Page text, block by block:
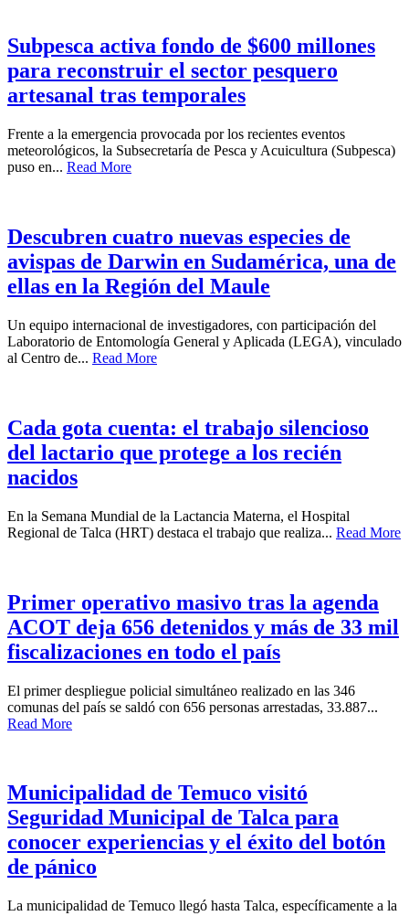
Subpesca activa fondo de $600 millones
para reconstruir el sector pesquero
artesanal tras temporales
Frente a la emergencia provocada por los recientes eventos
meteorológicos, la Subsecretaría de Pesca y Acuicultura (Subpesca)
puso en... Read More
Descubren cuatro nuevas especies de
avispas de Darwin en Sudamérica, una de
ellas en la Región del Maule
Un equipo internacional de investigadores, con participación del
Laboratorio de Entomología General y Aplicada (LEGA), vinculado
al Centro de... Read More
Cada gota cuenta: el trabajo silencioso
del lactario que protege a los recién
nacidos
En la Semana Mundial de la Lactancia Materna, el Hospital
Regional de Talca (HRT) destaca el trabajo que realiza... Read More
Primer operativo masivo tras la agenda
ACOT deja 656 detenidos y más de 33 mil
fiscalizaciones en todo el país
El primer despliegue policial simultáneo realizado en las 346
comunas del país se saldó con 656 personas arrestadas, 33.887...
Read More
Municipalidad de Temuco visitó
Seguridad Municipal de Talca para
conocer experiencias y el éxito del botón
de pánico
La municipalidad de Temuco llegó hasta Talca, específicamente a la